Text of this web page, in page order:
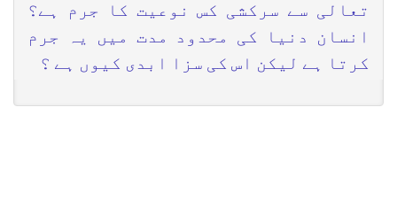
تعالی سے سرکشی کس نوعیت کا جرم ہے؟
انسان دنیا کی محدود مدت میں یہ جرم
کرتا ہے لیکن اس کی سزا ابدی کیوں ہے ؟